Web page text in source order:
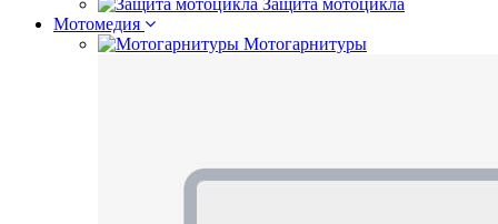
Защита мотоцикла
Мотомедия
Мотогарнитуры